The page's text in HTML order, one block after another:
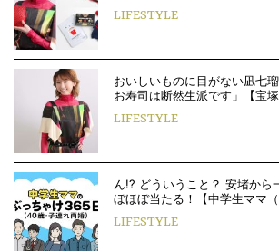
LIFESTYLE
おいしいものに目がない凪七
お寿司は断然生派です」【宝
LIFESTYLE
ん!? どういうこと？ 安堵から
ぼほぼ当たる！【中学生ママ
LIFESTYLE